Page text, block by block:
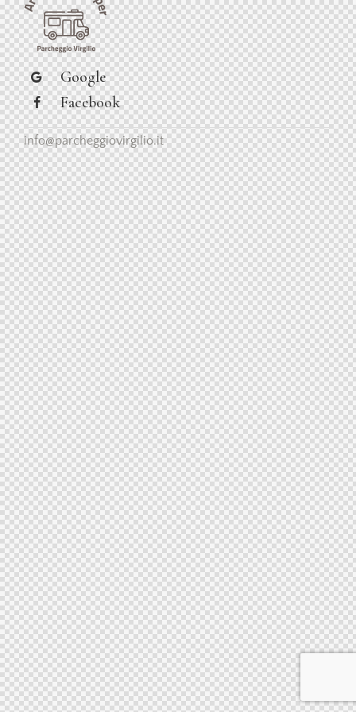
Google
Facebook
info@parcheggiovirgilio.it